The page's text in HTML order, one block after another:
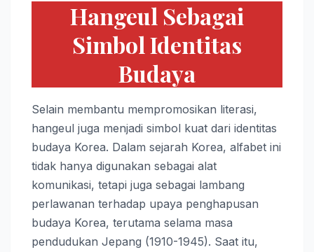
Hangeul Sebagai
Simbol Identitas
Budaya
Selain membantu mempromosikan literasi,
hangeul juga menjadi simbol kuat dari identitas
budaya Korea. Dalam sejarah Korea, alfabet ini
tidak hanya digunakan sebagai alat
komunikasi, tetapi juga sebagai lambang
perlawanan terhadap upaya penghapusan
budaya Korea, terutama selama masa
pendudukan Jepang (1910-1945). Saat itu,